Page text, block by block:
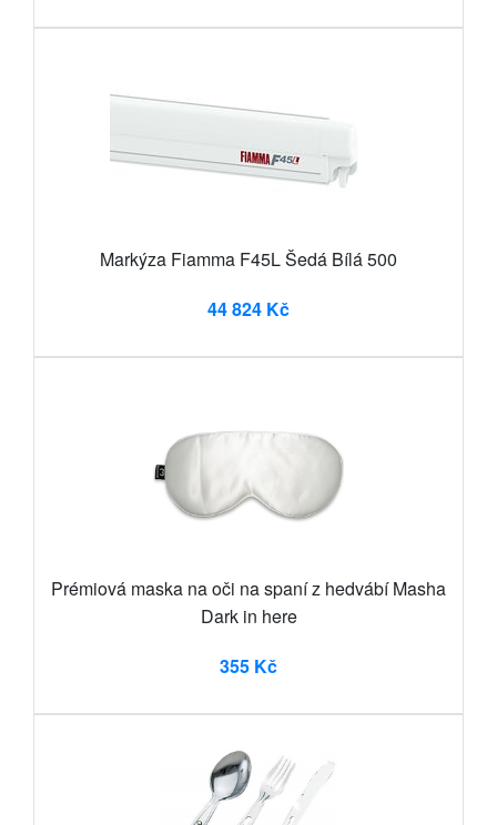
Markýza Fiamma F45L Šedá Bílá 500
44 824 Kč
Prémiová maska na oči na spaní z hedvábí Masha
Dark in here
355 Kč